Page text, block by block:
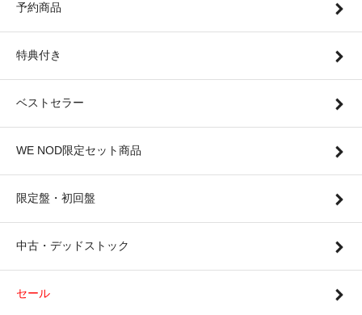
予約商品
特典付き
ベストセラー
WE NOD限定セット商品
限定盤・初回盤
中古・デッドストック
セール